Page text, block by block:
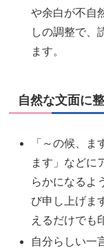
や余白が不自
しの調整で、
ます。
自然な文面に
「～の候、
ます」などに
らかになるよ
び申し上げま
えるだけでも
自分らしい一